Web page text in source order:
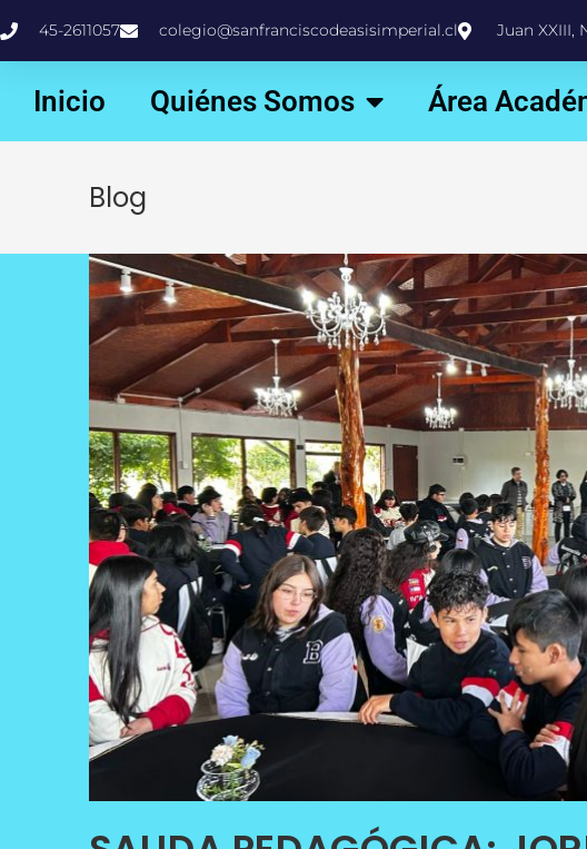
45-2611057 colegio@sanfranciscodeasisimperial.cl Juan XXIII,
Inicio Quiénes Somos Área
Blog